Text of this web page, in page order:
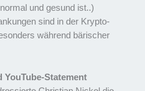
und gesund ist..)
sind in der Krypto-
während bärischer
YouTube-Statement